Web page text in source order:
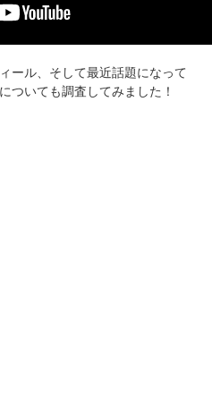
ール、そして最近話題になって
ついても調査してみました！